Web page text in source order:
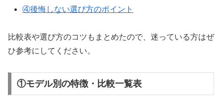
④後悔しない選び方のポイント
比較表や選び方のコツもまとめたので、迷っている方はぜ
ひ参考にしてください。
①モデル別の特徴・比較一覧表